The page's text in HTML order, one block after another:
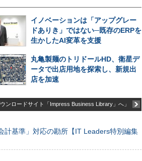
イノベーションは「アップグレー
ドありき」ではない─既存のERPを
生かしたAI変革を支援
丸亀製麺のトリドールHD、衛星デ
ータで出店用地を探索し、新規出
店を加速
ンロードサイト「Impress Business Library」へ」
計基準」対応の勘所【IT Leaders特別編集